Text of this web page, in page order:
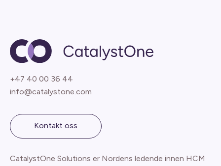
+47 40 00 36 44
info@catalystone.com
Kontakt oss
CatalystOne Solutions er Nordens ledende innen HCM